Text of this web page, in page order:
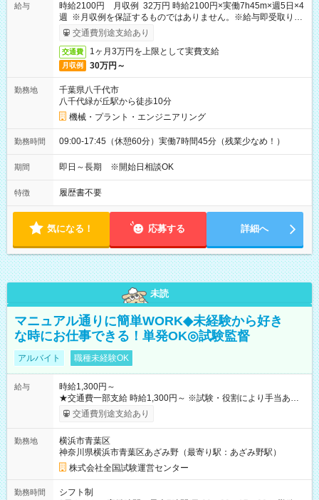
給与
時給2100円 月収例 32万円 時給2100円×実働7h45m×週5日×4
週 ※月収例を保証するものではありません。※給与即受取りサ
ービス利用可（利用条件有）
交通費別途支給あり
交通費 1ヶ月3万円を上限として実費支給
月収例 30万円～
勤務地
千葉県八千代市
八千代緑が丘駅から徒歩10分
機械・プラント・エンジニアリング
勤務時間 09:00-17:45（休憩60分）実働7時間45分（残業少なめ！）
期間 即日～長期 ※開始日相談OK
特徴 履歴書不要
気になる！ 応募する 詳細へ
未読
マニュアル通りに簡単WORK◆未経験から好き
な時にお仕事できる！単発OK◎試験監督
アルバイト 職種未経験OK
給与
時給1,300円～
★交通費一部支給 時給1,300円～ ※試験・役割により手当あり
※勤務回数により昇給あり 【即給（前払い）オプションあ
り！】 希望される場合、勤務から1週間ほどで給与の一部を受け
例】 ・河合塾模擬試験 8:30～17:30（休憩1時間） 時給1,300円
×8時間＝日収10,400円＋交通費 ※当日の役割により時給＋100
円の場合あり ・国家試験 7:00～13:30（休憩なし） 時給1,300
円（役割手当＋100円）×6時間＝日収8,400円＋交通費 【試用期
間】試用期間なし
交通費別途支給あり
勤務地
横浜市青葉区
神奈川県横浜市青葉区あざみ野（最寄り駅：あざみ野駅）
株式会社全国試験運営センター
勤務時間
シフト制